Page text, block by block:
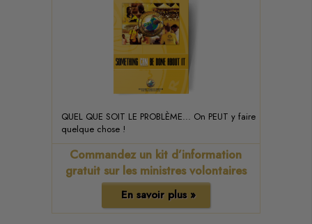
QUEL QUE SOIT LE PROBLÈME... On PEUT y faire
quelque chose !
Commandez un kit d’information
gratuit sur les ministres volontaires
En savoir plus »